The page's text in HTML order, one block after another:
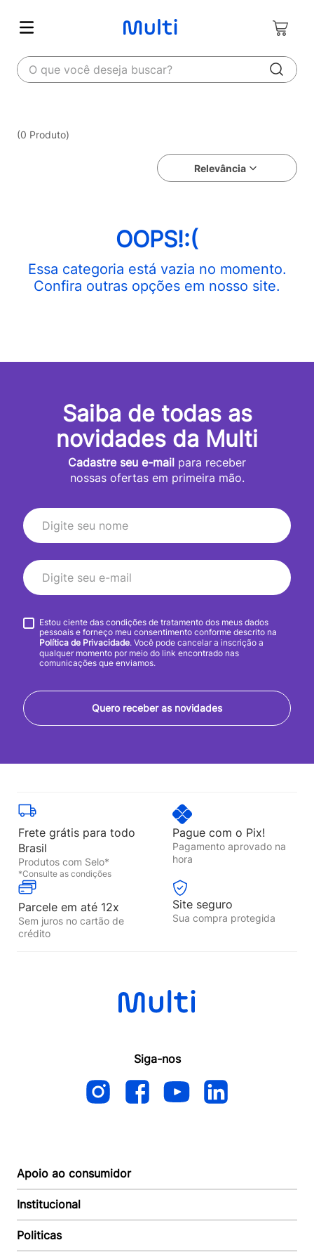
O que você deseja buscar?
0 Produto
Relevância
OOPS!
Saiba de todas as
novidades da Multi
Cadastre seu e-mail para receber
nossas ofertas em primeira mão.
Quero receber as novidades
Estou ciente das condições de tratamento dos meus dados
pessoais e forneço meu consentimento conforme descrito na
Política de Privacidade. Você pode cancelar a inscrição a
qualquer momento por meio do link encontrado nas
comunicações que enviamos.
Frete grátis para todo
Brasil
Produtos com Selo*
*Consulte as condições
Pague com o Pix!
Pagamento aprovado na
hora
Parcele em até 12x
Sem juros no cartão de
crédito
Site seguro
Sua compra protegida
Siga-nos
Apoio ao consumidor
Autoatendimento
Suporte e reparo
Acompanhar Entrega
Institucional
Quem somos
Revendedor
Politicas